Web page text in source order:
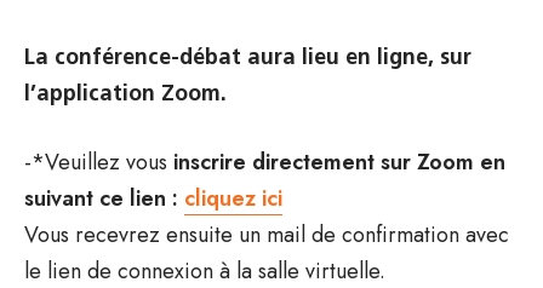
La conférence-débat aura lieu en ligne, sur
l’application Zoom.
-*Veuillez vous inscrire directement sur Zoom en
suivant ce lien : cliquez ici
Vous recevrez ensuite un mail de confirmation avec
le lien de connexion à la salle virtuelle.